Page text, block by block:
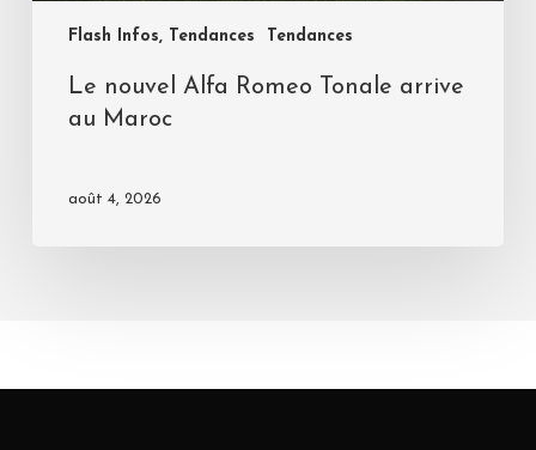
Flash Infos, Tendances Tendances
Le nouvel Alfa Romeo Tonale arrive
au Maroc
août 4, 2026